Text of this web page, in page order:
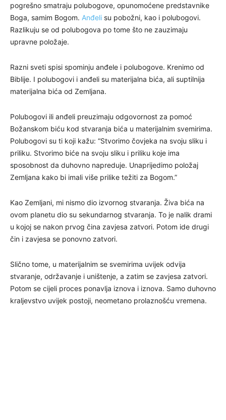
pogrešno smatraju polubogove, opunomoćene predstavnike
Boga, samim Bogom. Anđeli su pobožni, kao i polubogovi.
Razlikuju se od polubogova po tome što ne zauzimaju
upravne položaje.
Razni sveti spisi spominju anđele i polubogove. Krenimo od
Biblije. I polubogovi i anđeli su materijalna bića, ali suptilnija
materijalna bića od Zemljana.
Polubogovi ili anđeli preuzimaju odgovornost za pomoć
Božanskom biću kod stvaranja bića u materijalnim svemirima.
Polubogovi su ti koji kažu: “Stvorimo čovjeka na svoju sliku i
priliku. Stvorimo biće na svoju sliku i priliku koje ima
sposobnost da duhovno napreduje. Unaprijedimo položaj
Zemljana kako bi imali više prilike težiti za Bogom.”
Kao Zemljani, mi nismo dio izvornog stvaranja. Živa bića na
ovom planetu dio su sekundarnog stvaranja. To je nalik drami
u kojoj se nakon prvog čina zavjesa zatvori. Potom ide drugi
čin i zavjesa se ponovno zatvori.
Slično tome, u materijalnim se svemirima uvijek odvija
stvaranje, održavanje i uništenje, a zatim se zavjesa zatvori.
Potom se cijeli proces ponavlja iznova i iznova. Samo duhovno
kraljevstvo uvijek postoji, neometano prolaznošću vremena.